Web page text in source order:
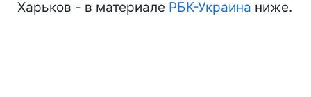
Харьков - в материале РБК-Украина ниже.